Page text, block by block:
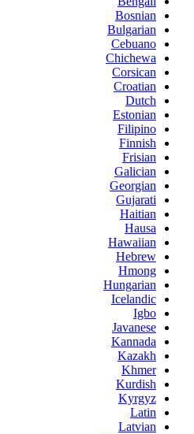
Bosnian
Bulgarian
Cebuano
Chichewa
Corsican
Croatian
Dutch
Estonian
Filipino
Finnish
Frisian
Galician
Georgian
Gujarati
Haitian
Hausa
Hawaiian
Hebrew
Hmong
Hungarian
Icelandic
Igbo
Javanese
Kannada
Kazakh
Khmer
Kurdish
Kyrgyz
Latin
Latvian